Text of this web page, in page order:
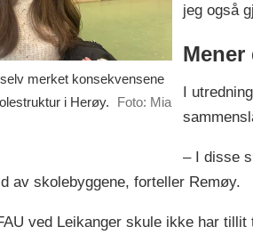
merket konsekvensene
i Herøy.
Foto: Mia
jeg også
I
– I disse
av skolebyggene, forteller Remøy.
ved Leikanger skule ikke har